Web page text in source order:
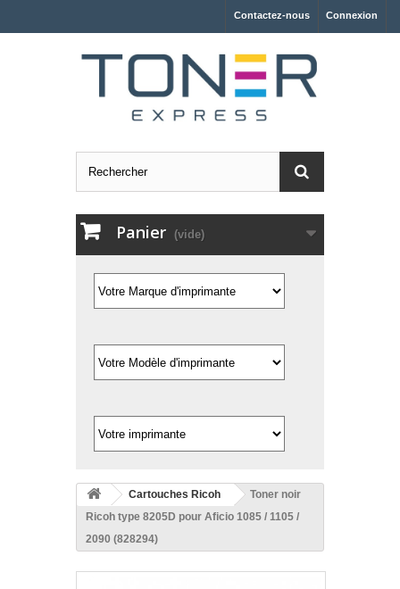
Connexion
Contactez-nous
Panier (vide)
Cartouches Ricoh
Toner noir
Ricoh type 8205D pour Aficio 1085 / 1105 /
2090 (828294)